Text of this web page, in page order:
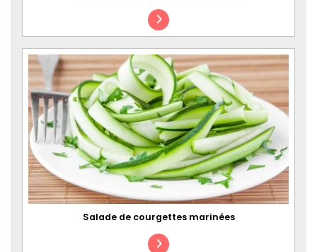
Salade de courgettes marinées